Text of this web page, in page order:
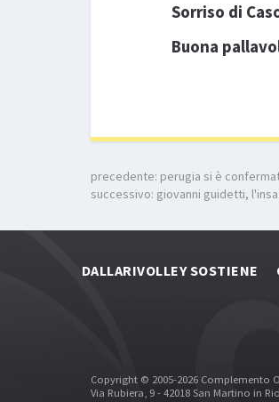
Sorriso di
Buona
precedente: perugia si è
successivo: giovanni guidetti,
DALLARIVOLLEY SOSTIENE
Copyright © 2005-2026 Complemento
Via Rubiera, 9 - 42018 San Martino in